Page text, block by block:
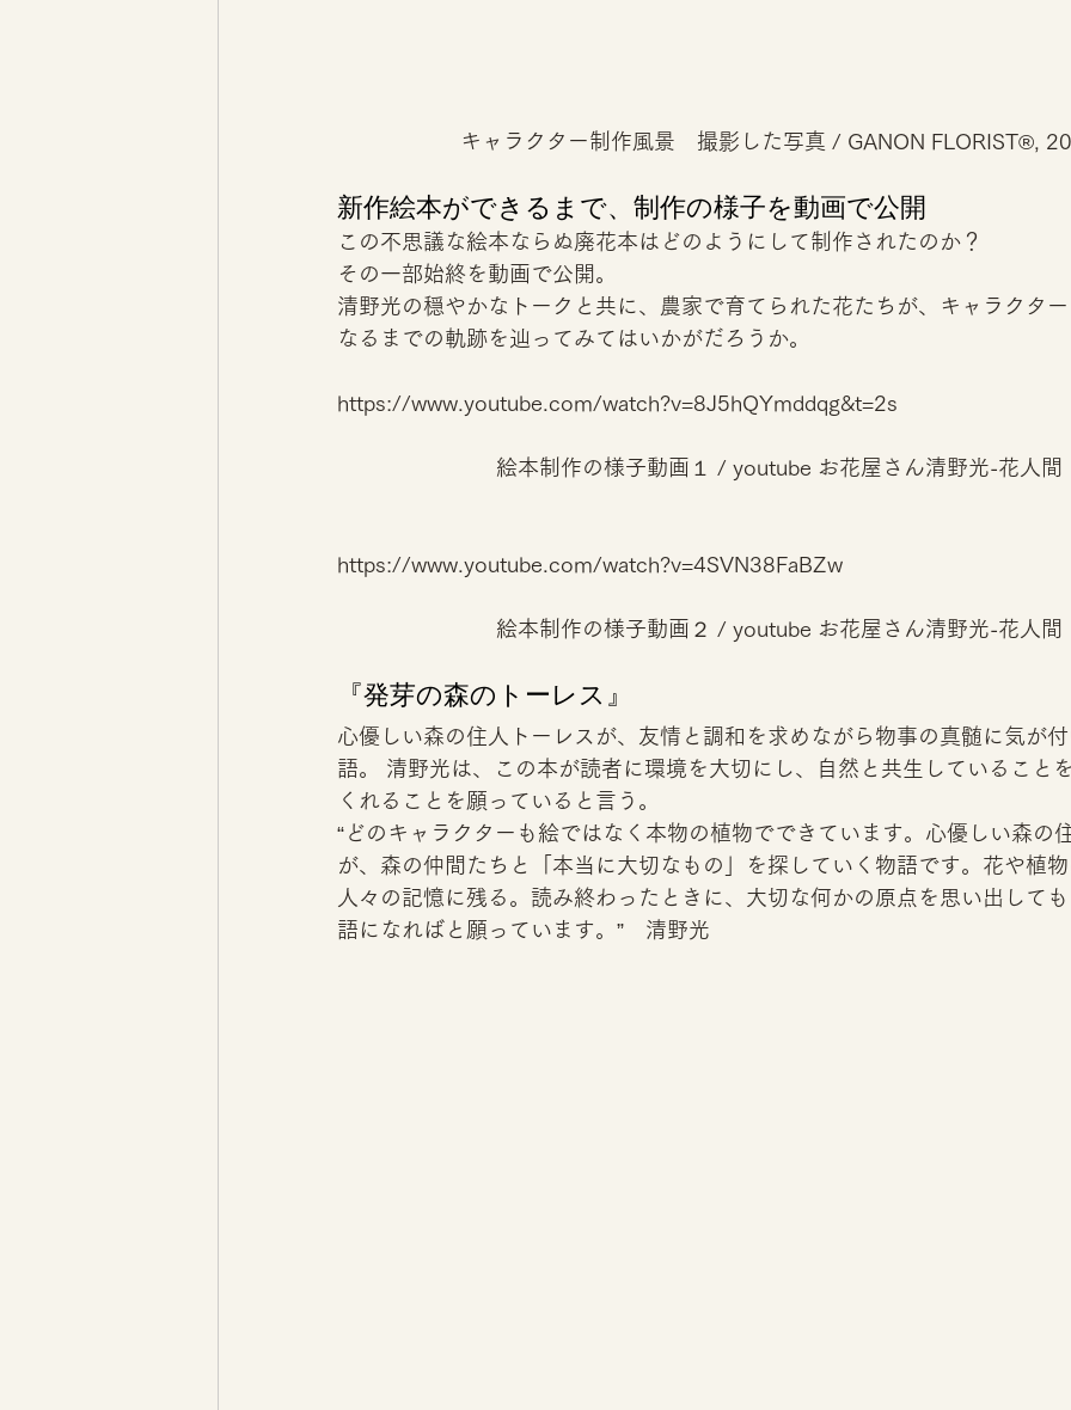
キャラクター制作風景　撮影した写真 / GANON FLORIST®,
新作絵本ができるまで、制作の様子を動画で公開
この不思議な絵本ならぬ廃花本はどのようにして制作されたのか？
その一部始終を動画で公開。
清野光の穏やかなトークと共に、農家で育てられた花たちが、キャラクタ
なるまでの軌跡を辿ってみてはいかがだろうか。
https://www.youtube.com/watch?v=8J5hQYmddqg&t=2s
絵本制作の様子動画１ / youtube お花屋さん清野光-花人間
https://www.youtube.com/watch?v=4SVN38FaBZw
絵本制作の様子動画２ / youtube お花屋さん清野光-花人間
『発芽の森のトーレス』
心優しい森の住人トーレスが、友情と調和を求めながら物事の真髄に気が
語。 清野光は、この本が読者に環境を大切にし、自然と共生していること
くれることを願っていると言う。
“どのキャラクターも絵ではなく本物の植物でできています。心優しい森の
が、森の仲間たちと「本当に大切なもの」を探していく物語です。花や植
人々の記憶に残る。読み終わったときに、大切な何かの原点を思い出して
語になればと願っています。”　清野光